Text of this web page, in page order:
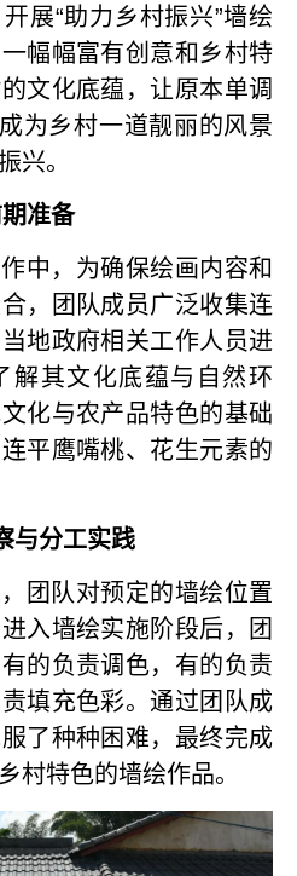
展“助力乡村振兴”墙绘
幅幅富有创意和乡村特
文化底蕴，让原本单调
为乡村一道靓丽的风景
兴。
准备
中，为确保绘画内容和
，团队成员广泛收集连
地政府相关工作人员进
解其文化底蕴与自然环
化与农产品特色的基础
平鹰嘴桃、花生元素的
与分工实践
团队对预定的墙绘位置
入墙绘实施阶段后，团
的负责调色，有的负责
填充色彩。通过团队成
了种种困难，最终完成
村特色的墙绘作品。